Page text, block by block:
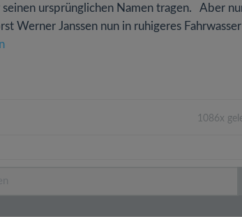
ursprünglichen Namen tragen. Aber
Werner Janssen nun in ruhigeres
1086x